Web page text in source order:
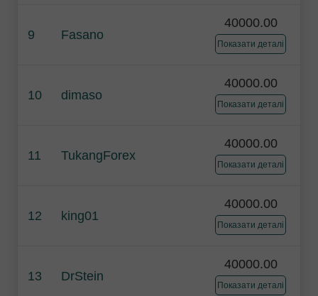
9 Fasano
40000.00
Показати деталі
10 dimaso
40000.00
Показати деталі
11 TukangForex
40000.00
Показати деталі
12 king01
40000.00
Показати деталі
13 DrStein
40000.00
Показати деталі